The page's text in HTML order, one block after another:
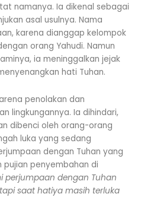
namanya. Ia dikenal sebagai
asal usulnya. Nama
karena dianggap kelompok
orang Yahudi. Namun
ia meninggalkan jejak
hati Tuhan.
penolakan dan
lingkungannya. Ia dihindari,
dibenci oleh orang-orang
luka yang sedang
dengan Tuhan yang
penyembahan di
perjumpaan dengan Tuhan
saat hatiya masih terluka